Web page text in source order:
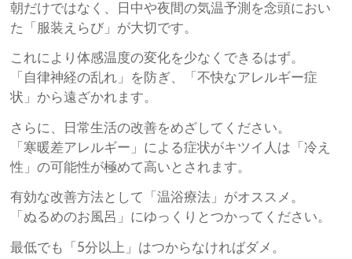
朝だけではなく、日中や夜間の気温予測を念頭におい
た「服装えらび」が大切です。
これにより体感温度の変化を少なくできるはず。
「自律神経の乱れ」を防ぎ、「不快なアレルギー症
状」から遠ざかれます。
さらに、日常生活の改善をめざしてください。
「寒暖差アレルギー」による症状がキツイ人は「冷え
性」の可能性が極めて高いとされます。
有効な改善方法として「温浴療法」がオススメ。
「ぬるめのお風呂」にゆっくりとつかってください。
最低でも「5分以上」はつからなければダメ。